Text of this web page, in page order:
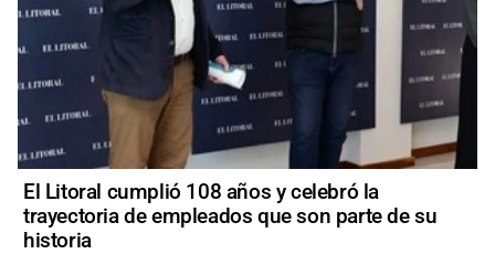
El Litoral cumplió 108 años y celebró la
trayectoria de empleados que son parte de su
historia